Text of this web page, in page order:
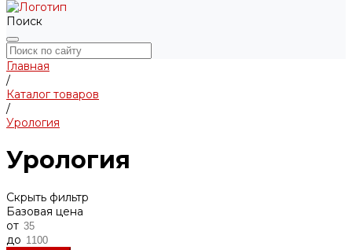
Поиск
Главная
/
Каталог товаров
/
Урология
Урология
Скрыть фильтр
Базовая цена
от
до